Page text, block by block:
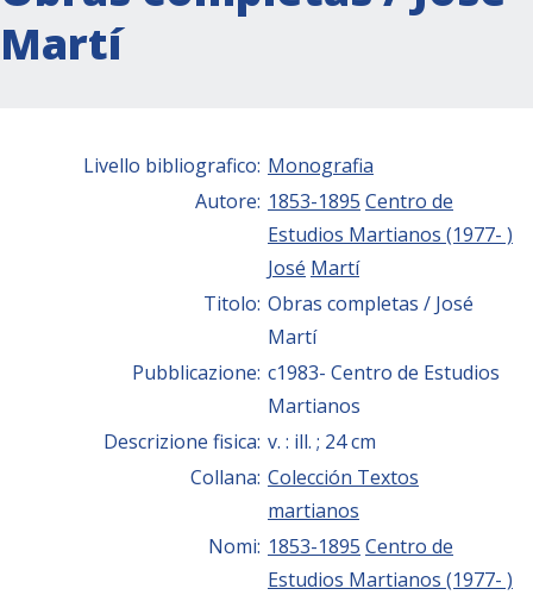
Martí
Livello bibliografico: Monografia
Autore: 1853-1895 Centro de
Estudios Martianos (1977- )
José Martí
Titolo: Obras completas / José
Martí
Pubblicazione: c1983- Centro de Estudios
Martianos
Descrizione fisica: v. : ill. ; 24 cm
Collana: Colección Textos
martianos
Nomi: 1853-1895 Centro de
Estudios Martianos (1977- )